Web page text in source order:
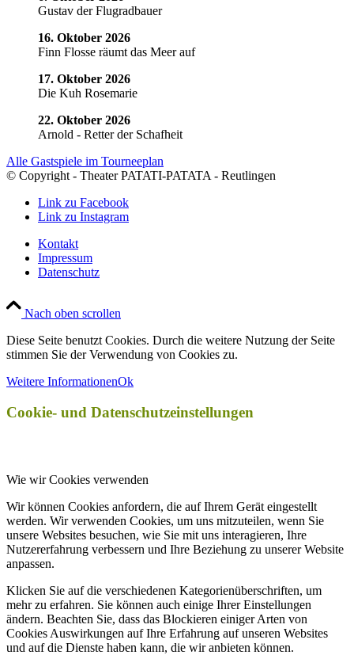
Gustav der Flugradbauer
16. Oktober 2026
Finn Flosse räumt das Meer auf
17. Oktober 2026
Die Kuh Rosemarie
22. Oktober 2026
Arnold - Retter der Schafheit
Alle Gastspiele im Tourneeplan
© Copyright - Theater PATATI-PATATA - Reutlingen
Link zu Facebook
Link zu Instagram
Kontakt
Impressum
Datenschutz
Nach oben scrollen
Diese Seite benutzt Cookies. Durch die weitere Nutzung der Seite
stimmen Sie der Verwendung von Cookies zu.
Weitere InformationenOk
Cookie- und Datenschutzeinstellungen
Wie wir Cookies verwenden
Wir können Cookies anfordern, die auf Ihrem Gerät eingestellt
werden. Wir verwenden Cookies, um uns mitzuteilen, wenn Sie
unsere Websites besuchen, wie Sie mit uns interagieren, Ihre
Nutzererfahrung verbessern und Ihre Beziehung zu unserer Website
anpassen.
Klicken Sie auf die verschiedenen Kategorienüberschriften, um
mehr zu erfahren. Sie können auch einige Ihrer Einstellungen
ändern. Beachten Sie, dass das Blockieren einiger Arten von
Cookies Auswirkungen auf Ihre Erfahrung auf unseren Websites
und auf die Dienste haben kann, die wir anbieten können.